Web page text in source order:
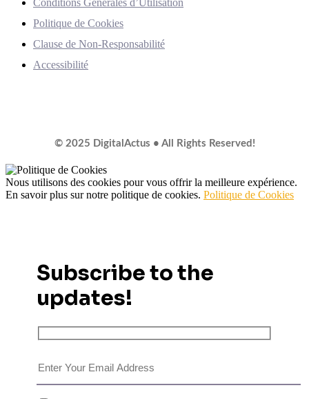
Conditions Générales d’Utilisation
Politique de Cookies
Clause de Non-Responsabilité
Accessibilité
© 2025 DigitalActus • All Rights Reserved!
Nous utilisons des cookies pour vous offrir la meilleure expérience.
En savoir plus sur notre politique de cookies. Politique de Cookies
Subscribe to the
updates!